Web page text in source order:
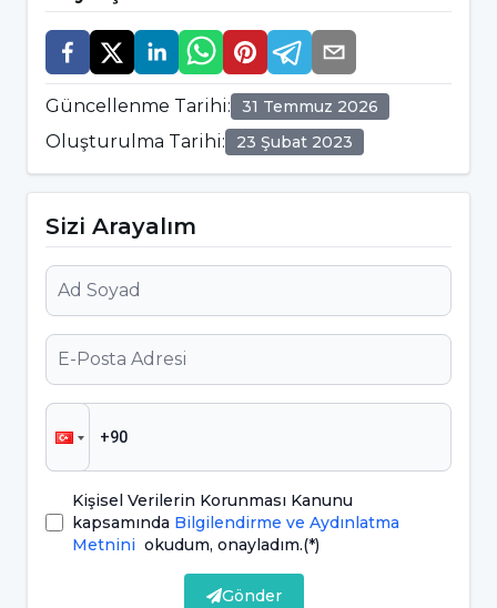
Güncellenme Tarihi: 31 Temmuz 2026
Oluşturulma Tarihi: 23 Şubat 2023
Sizi Arayalım
Kişisel Verilerin Korunması Kanunu
kapsamında Bilgilendirme ve Aydınlatma
Metnini okudum, onayladım.(*)
Gönder